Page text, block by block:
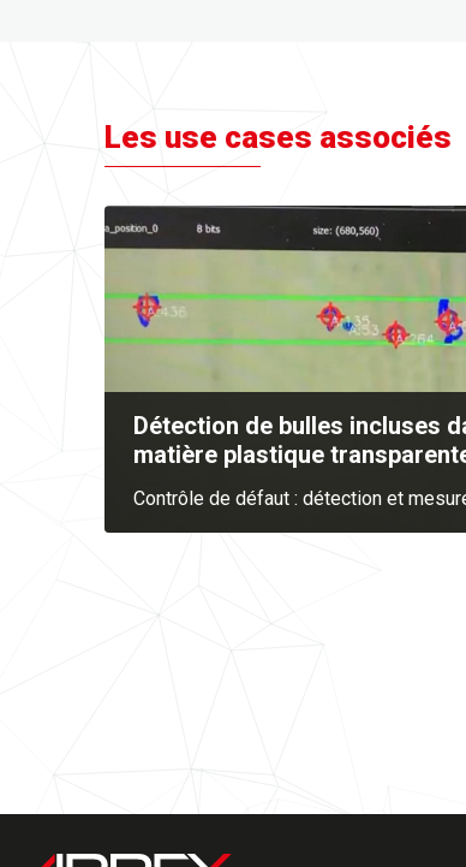
Les use cases associés
Détection de bulles incluses
matière plastique
Contrôle de défaut : détection et